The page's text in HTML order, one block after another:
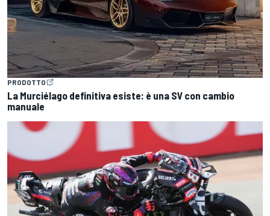
PRODOTTO
La Murciélago definitiva esiste: è una SV con cambio
manuale